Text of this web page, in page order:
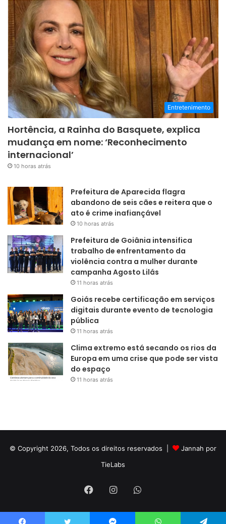
Entretenimento
Hortência, a Rainha do Basquete, explica
mudança em nome: ‘Reconhecimento
internacional’
10 horas atrás
Prefeitura de Aparecida flagra
abandono de seis cães e reitera que o
ato é crime inafiançável
10 horas atrás
Prefeitura de Goiânia intensifica
trabalho de enfrentamento da
violência contra a mulher durante
campanha Agosto Lilás
11 horas atrás
Goiás recebe certificação em serviços
digitais durante evento de tecnologia
pública
11 horas atrás
Clima extremo está secando os rios da
Europa em uma crise que pode ser vista
do espaço
11 horas atrás
© Copyright 2026, Todos os direitos reservados |
Jannah por
TieLabs
FacebookInstagramWhatsApp